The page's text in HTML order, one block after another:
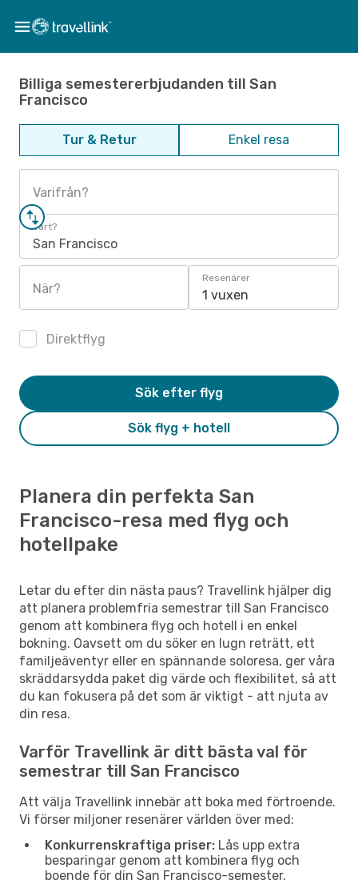
Billiga semestererbjudanden till San
Francisco
Tur & Retur Enkel resa
Varifrån?
Vart?
San Francisco
När?
Resenärer
1 vuxen
Direktflyg
Sök flyg + hotell
Sök efter flyg
Planera din perfekta San
Francisco-resa med flyg och
hotellpake
Letar du efter din nästa paus? Travellink hjälper dig
att planera problemfria semestrar till San Francisco
genom att kombinera flyg och hotell i en enkel
bokning. Oavsett om du söker en lugn reträtt, ett
familjeäventyr eller en spännande soloresa, ger våra
skräddarsydda paket dig värde och flexibilitet, så att
du kan fokusera på det som är viktigt - att njuta av
din resa.
Varför Travellink är ditt bästa val för
semestrar till San Francisco
Att välja Travellink innebär att boka med förtroende.
Vi förser miljoner resenärer världen över med:
Konkurrenskraftiga priser: Lås upp extra
besparingar genom att kombinera flyg och
boende för din San Francisco-semester.